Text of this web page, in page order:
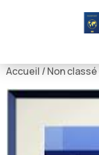
Accueil /Non classé